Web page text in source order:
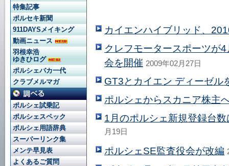
カイエンハイブリッド、
クレフモータースポーツが
会を開催 2009年02月27日
GT3とカイエン ディーゼル
ポルシェからスカニア株主
1月のポルシェ新規登録台
月19日
ポルシェSE監査役会が改編
特集記事
ポルセキ新聞
911DAYSメイキング
動画ニュース
羽根幸浩
ゆきひログ
ポルシェバカ一代
クラブメルマガ
ポルシェ試乗記
ポルシェスペック
ポルシェ用語辞典
スーパーリンク集
メンテ早見表
よくあるご質問